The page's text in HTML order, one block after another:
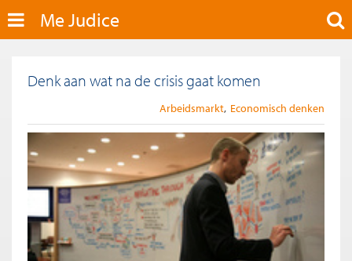
Me Judice
Denk aan wat na de crisis gaat komen
Arbeidsmarkt Economisch denken